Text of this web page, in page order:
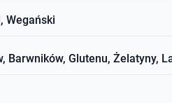
Wegański
Barwników, Glutenu, Żelatyny,